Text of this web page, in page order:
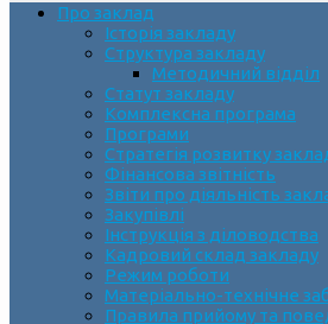
Про заклад
Історія закладу
Структура закладу
Методичний відділ
Статут закладу
Комплексна програма
Програми
Стратегія розвитку
Фінансова звітність
Звіти про діяльність
Закупівлі
Інструкція з діловодства
Кадровий склад закладу
Режим роботи
Матеріально-технічне
Правила прийому та